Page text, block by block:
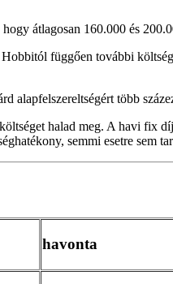
átlagosan 160.000 és
függően további
alapfelszereltségért több
költséget halad meg. A havi
semmi esetre sem
havonta